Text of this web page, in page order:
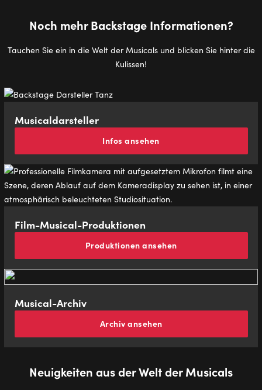
Noch mehr Back­stage In­for­ma­tio­nen?
Tauchen Sie ein in die Welt der Musicals und blicken Sie hinter die
Kulissen!
Mu­si­caldar­stel­ler
Infos ansehen
Film-Mu­si­cal-Pro­duk­tio­nen
Produktionen ansehen
Musical-Archiv
Archiv ansehen
Neuigkeiten aus der Welt der Musicals